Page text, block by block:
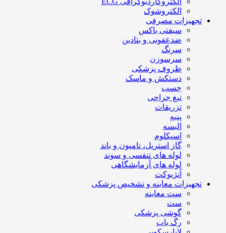
الکتروشوک
تجهیزات مصرفی
سیفتی باکس
ضدعفونی و بتادین
سرنگ
سرسوزن
ظروف پزشکی
دستکش و ماسک
چسب
تیغ جراحی
تزریقات
پنبه
البسه
اسپکلوم
گاز استریل، تامپون و باند
لوله های تنفسی و سوند
لوله های آزمایشگاهی
آنژیوکت
تجهیزات معاینه و تشخیص پزشکی
ست معاینه
ست
گوشی پزشکی
رگ یاب